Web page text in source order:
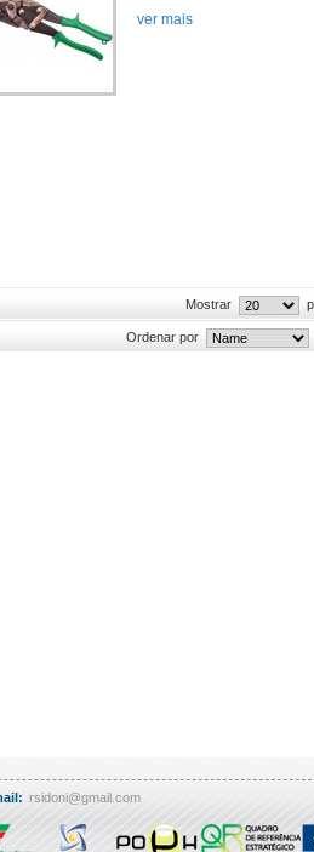
ver mais
Mostrar
Ordenar por
rsidoni@gmail.com